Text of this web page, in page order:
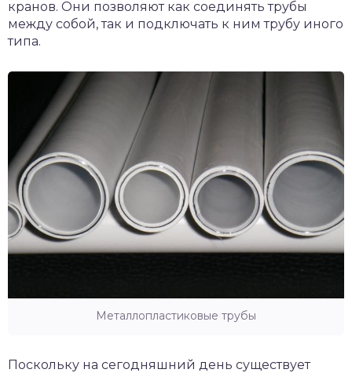
кранов. Они позволяют как соединять трубы
между собой, так и подключать к ним трубу иного
типа.
Металлопластиковые трубы
Поскольку на сегодняшний день существует